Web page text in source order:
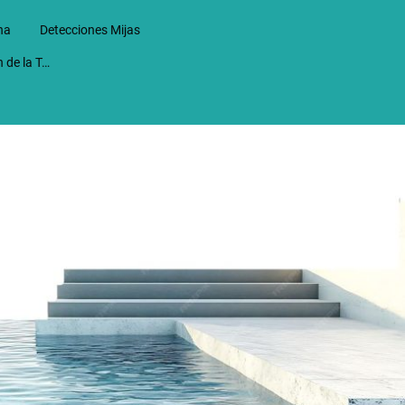
Detecciones Mijas
Detecciones en Alhaurin de la Torre